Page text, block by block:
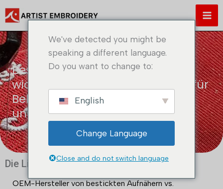
Zum
Inhalt
springen
Bestickte Lederaufnäher: 5
wichtige Anwendungsbereiche für
Bekleidung, Kopfbedeckungen
und Markenidentität
Die Liste der letzten Beiträge
OEM-Hersteller von bestickten Aufnähern vs.
We've detected you might be
speaking a different language.
Do you want to change to:
English
Change Language
Close and do not switch language